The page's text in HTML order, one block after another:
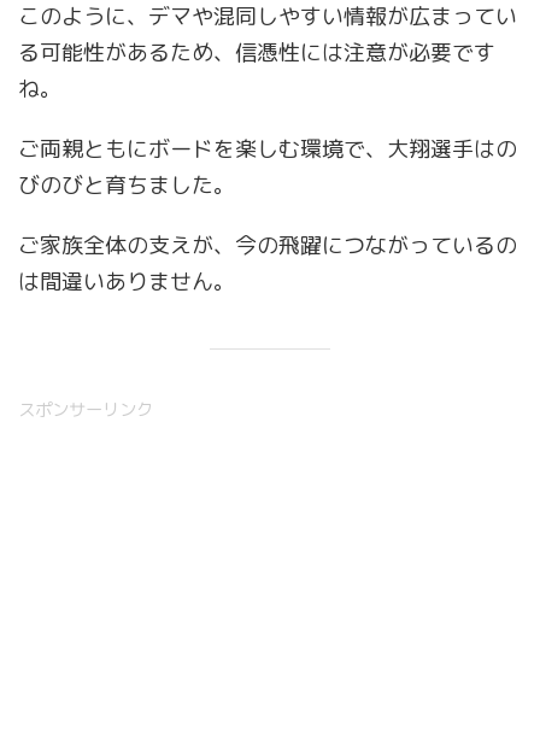
このように、デマや混同しやすい情報が広まってい
る可能性があるため、信憑性には注意が必要です
ね。
ご両親ともにボードを楽しむ環境で、大翔選手はの
びのびと育ちました。
ご家族全体の支えが、今の飛躍につながっているの
は間違いありません。
スポンサーリンク